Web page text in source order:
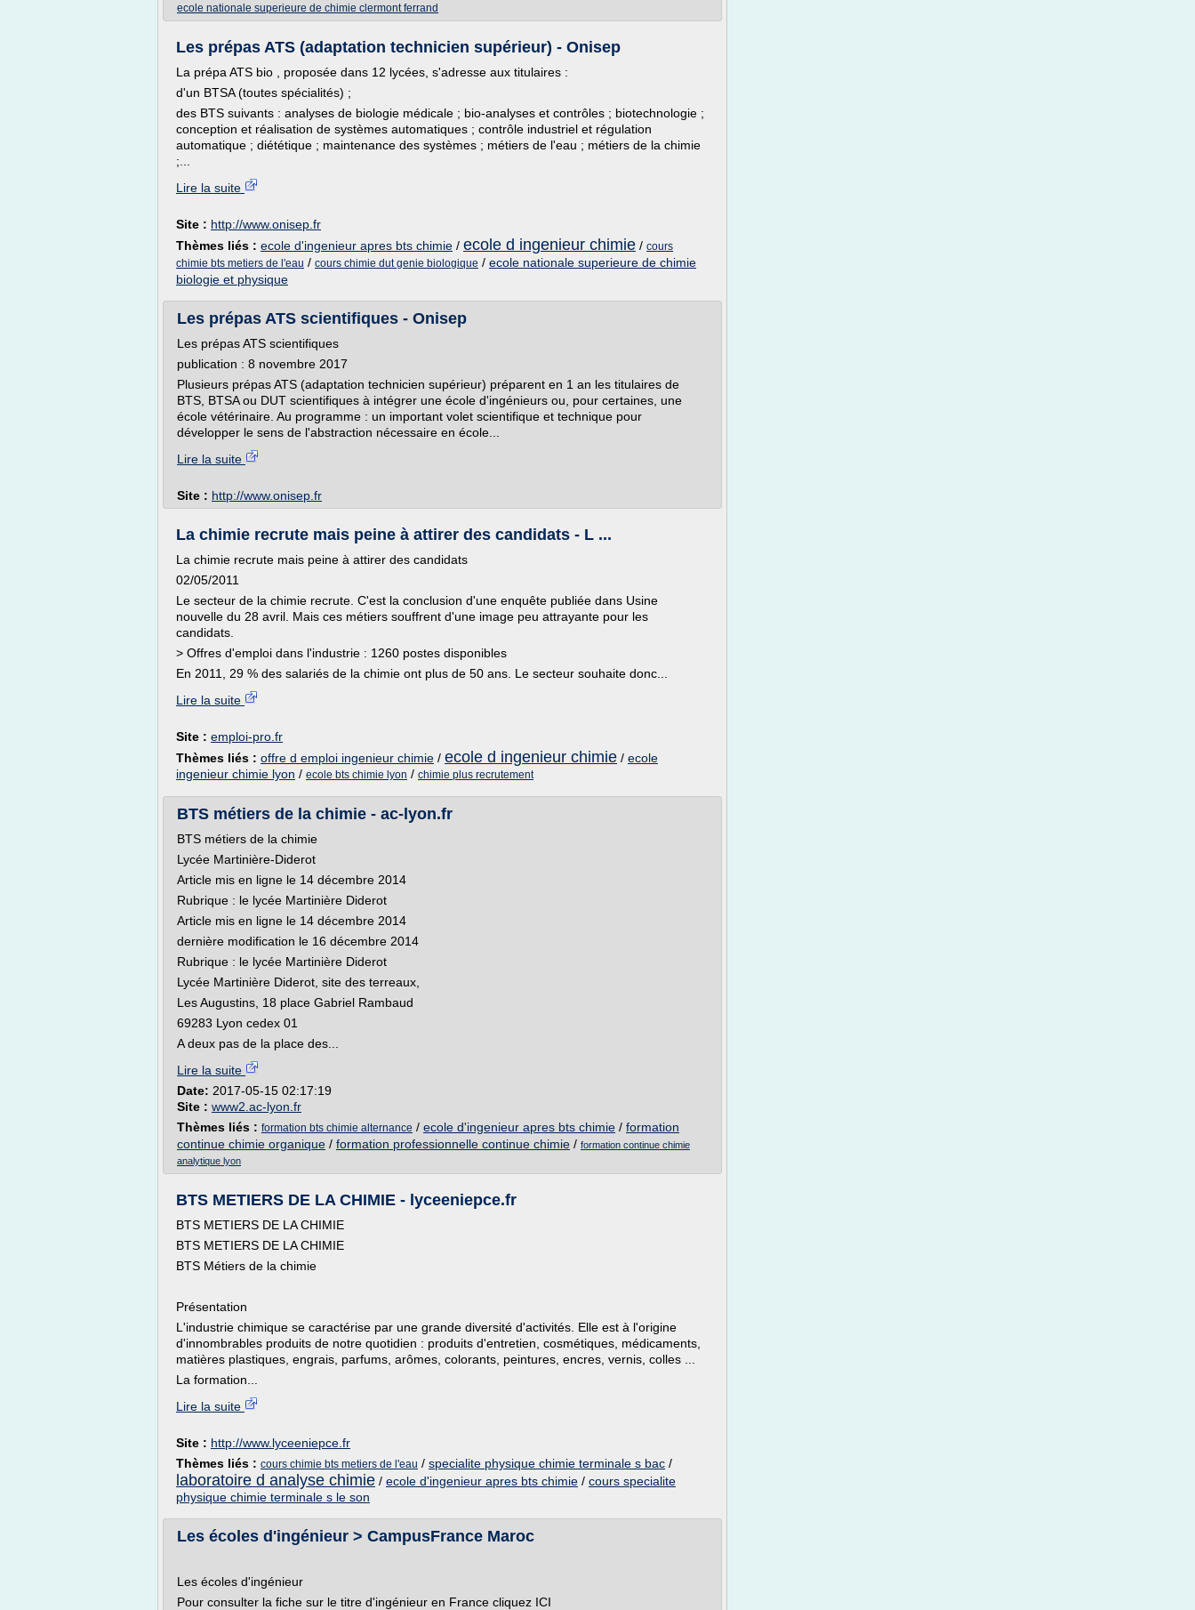
ecole nationale superieure de chimie clermont ferrand
Les prépas ATS (adaptation technicien supérieur) - Onisep
La prépa ATS bio , proposée dans 12 lycées, s'adresse aux titulaires :
d'un BTSA (toutes spécialités) ;
des BTS suivants : analyses de biologie médicale ; bio-analyses et contrôles ; biotechnologie ;
conception et réalisation de systèmes automatiques ; contrôle industriel et régulation
automatique ; diététique ; maintenance des systèmes ; métiers de l'eau ; métiers de la chimie
;...
Lire la suite
Site : http://www.onisep.fr
Thèmes liés : ecole d'ingenieur apres bts chimie / ecole d ingenieur chimie / cours
chimie bts metiers de l'eau / cours chimie dut genie biologique / ecole nationale superieure de chimie
biologie et physique
Les prépas ATS scientifiques - Onisep
Les prépas ATS scientifiques
publication : 8 novembre 2017
Plusieurs prépas ATS (adaptation technicien supérieur) préparent en 1 an les titulaires de
BTS, BTSA ou DUT scientifiques à intégrer une école d'ingénieurs ou, pour certaines, une
école vétérinaire. Au programme : un important volet scientifique et technique pour
développer le sens de l'abstraction nécessaire en école...
Lire la suite
Site : http://www.onisep.fr
La chimie recrute mais peine à attirer des candidats - L ...
La chimie recrute mais peine à attirer des candidats
02/05/2011
Le secteur de la chimie recrute. C'est la conclusion d'une enquête publiée dans Usine
nouvelle du 28 avril. Mais ces métiers souffrent d'une image peu attrayante pour les
candidats.
> Offres d'emploi dans l'industrie : 1260 postes disponibles
En 2011, 29 % des salariés de la chimie ont plus de 50 ans. Le secteur souhaite donc...
Lire la suite
Site : emploi-pro.fr
Thèmes liés : offre d emploi ingenieur chimie / ecole d ingenieur chimie / ecole
ingenieur chimie lyon / ecole bts chimie lyon / chimie plus recrutement
BTS métiers de la chimie - ac-lyon.fr
BTS métiers de la chimie
Lycée Martinière-Diderot
Article mis en ligne le 14 décembre 2014
Rubrique : le lycée Martinière Diderot
Article mis en ligne le 14 décembre 2014
dernière modification le 16 décembre 2014
Rubrique : le lycée Martinière Diderot
Lycée Martinière Diderot, site des terreaux,
Les Augustins, 18 place Gabriel Rambaud
69283 Lyon cedex 01
A deux pas de la place des...
Lire la suite
Date: 2017-05-15 02:17:19
Site : www2.ac-lyon.fr
Thèmes liés : formation bts chimie alternance / ecole d'ingenieur apres bts chimie / formation
continue chimie organique / formation professionnelle continue chimie / formation continue chimie
analytique lyon
BTS METIERS DE LA CHIMIE - lyceeniepce.fr
BTS METIERS DE LA CHIMIE
BTS METIERS DE LA CHIMIE
BTS Métiers de la chimie
Présentation
L'industrie chimique se caractérise par une grande diversité d'activités. Elle est à l'origine
d'innombrables produits de notre quotidien : produits d'entretien, cosmétiques, médicaments,
matières plastiques, engrais, parfums, arômes, colorants, peintures, encres, vernis, colles ...
La formation...
Lire la suite
Site : http://www.lyceeniepce.fr
Thèmes liés : cours chimie bts metiers de l'eau / specialite physique chimie terminale s bac /
laboratoire d analyse chimie / ecole d'ingenieur apres bts chimie / cours specialite
physique chimie terminale s le son
Les écoles d'ingénieur > CampusFrance Maroc
Les écoles d'ingénieur
Pour consulter la fiche sur le titre d'ingénieur en France cliquez ICI